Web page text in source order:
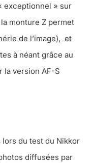
exceptionnel » sur
monture Z permet
de l’image), et
à néant grâce au
la version AF-S
lors du test du Nikkor
diffusées par